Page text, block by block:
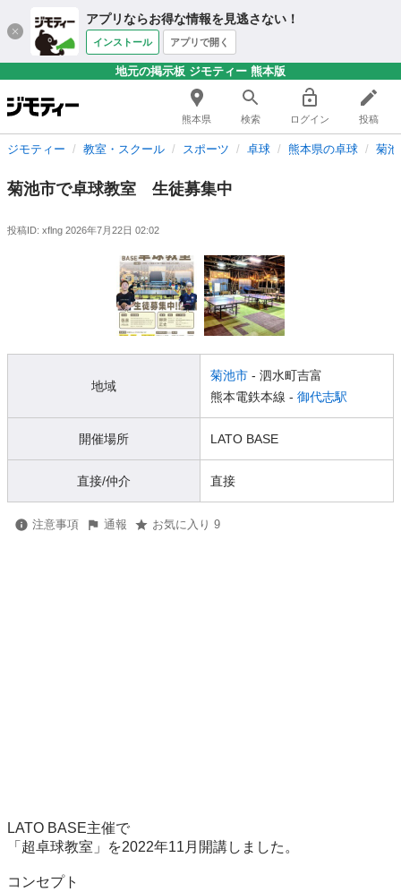
アプリならお得な情報を見逃さない！
インストール アプリで開く
地元の掲示板 ジモティー 熊本版
熊本県 検索 ログイン 投稿
ジモティー 教室・スクール スポーツ 卓球 熊本県の卓球 菊
菊池市で卓球教室 生徒募集中
投稿ID: xflng 2026年7月22日 02:02
地域
菊池市 - 泗水町吉富
熊本電鉄本線 - 御代志駅
開催場所 LATO BASE
直接/仲介 直接
注意事項 通報 お気に入り 9
LATO BASE主催で
「超卓球教室」を2022年11月開講しました。
コンセプト